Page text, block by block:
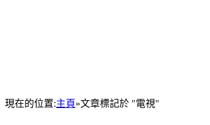
現在的位置:主頁»文章標記於 "電視"